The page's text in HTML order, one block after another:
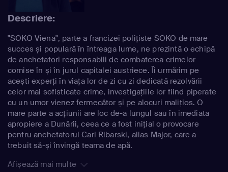
Descriere:
"SOKO Viena", parte a francizei polițiste SOKO de mare
succes și populară în întreaga lume, ne prezintă o echipă
de anchetatori responsabili de combaterea crimelor
comise în și în jurul capitalei austriece. Îi urmărim pe
acești experți în viața lor de zi cu zi dedicată rezolvării
celor mai sofisticate crime, investigațiile lor fiind piperate
cu un umor vienez fermecător și pe alocuri malițios. O
mare parte a acțiunii are loc de-a lungul sau în imediata
apropiere a Dunării, ceea ce a fost inițial o provocare
pentru anchetatorul Carl Ribarski, alias Major, care a
trebuit să-și învingă teama de apă.
Afișează mai multe